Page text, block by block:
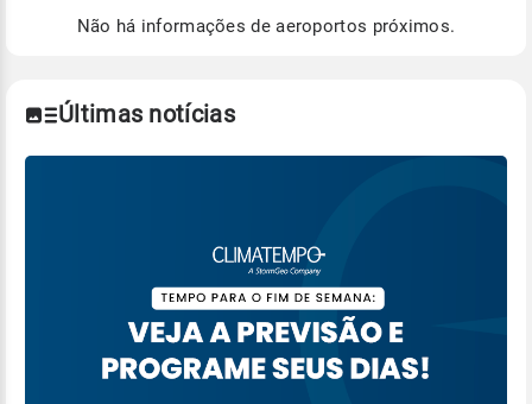
de Tempo e Estudos Climáticos (CPTEC).
Não há informações de aeroportos próximos.
Últimas notícias